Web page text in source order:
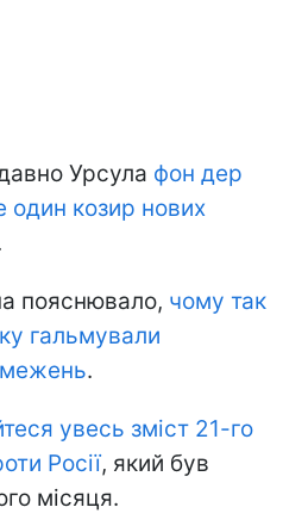
Урсула фон дер
козир нових
пояснювало, чому так
гальмували
.
увесь зміст 21-го
Росії, який був
місяця.